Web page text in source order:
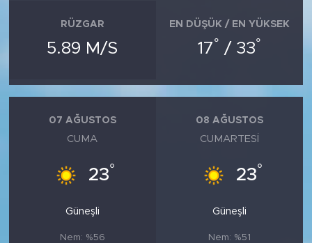
RÜZGAR
5.89 M/S
EN DÜŞÜK / EN YÜKSEK
17° / 33°
07 AĞUSTOS
CUMA
23°
Güneşli
Nem: %56
08 AĞUSTOS
CUMARTESI
23°
Güneşli
Nem: %51